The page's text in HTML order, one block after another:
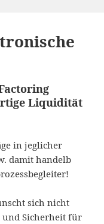
Liquidität
in jeglicher
damit handelb
sich nicht
und Sicherheit für